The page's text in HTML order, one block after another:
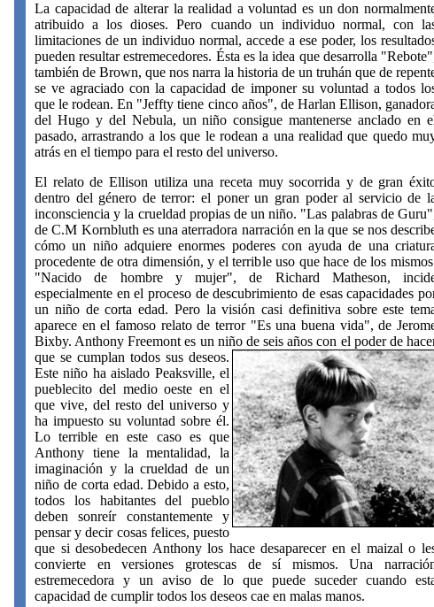
La capacidad de alterar la realidad a voluntad es un don
atribuido a los dioses. Pero cuando un individuo normal, con
limitaciones de un individuo normal, accede a ese poder, los
pueden resultar estremecedores. Ésta es la idea que desarrolla
también de Brown, que nos narra la historia de un truhán que de
se ve agraciado con la capacidad de imponer su voluntad a todos
que le rodean. En "Jeffty tiene cinco años", de Harlan Ellison,
del Hugo y del Nebula, un niño consigue mantenerse anclado en
pasado, arrastrando a los que le rodean a una realidad que quedo
atrás en el tiempo para el resto del universo.
El relato de Ellison utiliza una receta muy socorrida y de gran
dentro del género de terror: el poner un gran poder al servicio de
inconsciencia y la crueldad propias de un niño. "Las palabras de
de C.M Kornbluth es una aterradora narración en la que se nos
cómo un niño adquiere enormes poderes con ayuda de una
procedente de otra dimensión, y el terrible uso que hace de los
"Nacido de hombre y mujer", de Richard Matheson,
especialmente en el proceso de descubrimiento de esas capacidades
un niño de corta edad. Pero la visión casi definitiva sobre este
aparece en el famoso relato de terror "Es una buena vida", de
Bixby. Anthony Freemont es un niño deseis años con el poder de
que se cumplan todos sus deseos.
Este niño ha aislado Peaksville, el
pueblecito del medio oeste en el
que vive, del resto del universo y
ha impuesto su voluntad sobre él.
Lo terrible en este caso es que
Anthony tiene la mentalidad, la
imaginación y la crueldad de un
niño de corta edad. Debido a esto,
todos los habitantes del pueblo
deben sonreír constantemente y
pensar y decir cosas felices, puesto
que si desobedecen Anthony los hace desaparecer en el maizal o
convierte en versiones grotescas de sí mismos. Una
estremecedora y un aviso de lo que puede suceder cuando
capacidad de cumplir todos los deseos cae en malas manos.